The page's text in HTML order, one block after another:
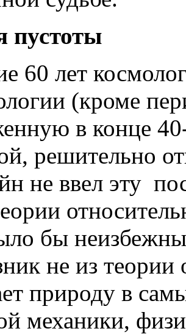
пустоты
60 лет
(кроме
в конце
решительно
не ввел эту
бы
не из теории
природу в
механики,